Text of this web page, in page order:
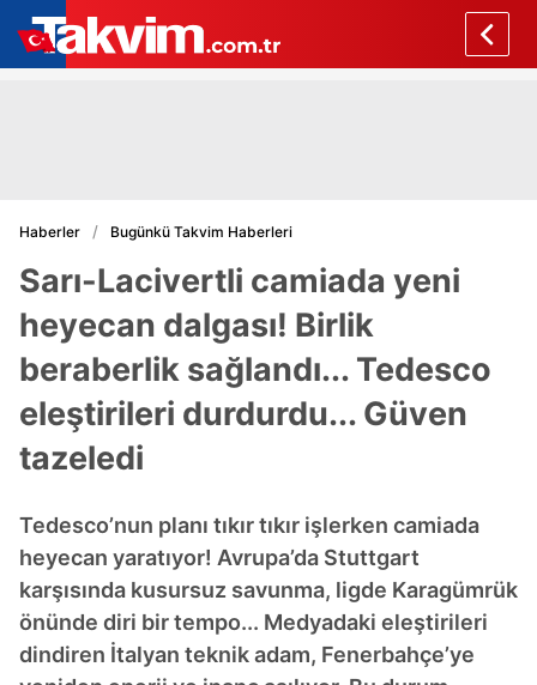
Haberler Bugünkü Takvim Haberleri
Sarı-Lacivertli camiada yeni
heyecan dalgası! Birlik
beraberlik sağlandı... Tedesco
eleştirileri durdurdu... Güven
tazeledi
Tedesco’nun planı tıkır tıkır işlerken camiada
heyecan yaratıyor! Avrupa’da Stuttgart
karşısında kusursuz savunma, ligde Karagümrük
önünde diri bir tempo... Medyadaki eleştirileri
dindiren İtalyan teknik adam, Fenerbahçe’ye